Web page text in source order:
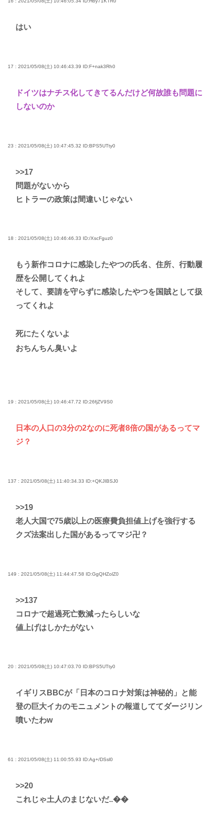
はい
17 : 2021/05/08(土) 10:46:43.39 ID:F+nak3Rh0
ドイツはナチス化してきてるんだけど何故誰も問題に
しないのか
23 : 2021/05/08(土) 10:47:45.32 ID:BPS5UTty0
>>17
問題がないから
ヒトラーの政策は間違いじゃない
18 : 2021/05/08(土) 10:46:46.33 ID:/XscFguz0
もう新作コロナに感染したやつの氏名、住所、行動履
歴を公開してくれよ
そして、要請を守らずに感染したやつを国賊として扱
ってくれよ
死にたくないよ
おちんちん臭いよ
19 : 2021/05/08(土) 10:46:47.72 ID:26fjZV9S0
日本の人口の3分の2なのに死者8倍の国があるってマ
ジ？
137 : 2021/05/08(土) 11:40:34.33 ID:+QKJIBSJ0
>>19
老人大国で75歳以上の医療費負担値上げを強行する
クズ法案出した国があるってマジ卍？
149 : 2021/05/08(土) 11:44:47.58 ID:GgQHZolZ0
>>137
コロナで超過死亡数減ったらしいな
値上げはしかたがない
20 : 2021/05/08(土) 10:47:03.70 ID:BPS5UTty0
イギリスBBCが「日本のコロナ対策は神秘的」と能
登の巨大イカのモニュメントの報道しててダージリン
噴いたわw
61 : 2021/05/08(土) 11:00:55.93 ID:Ag+/DSsl0
>>20
これじゃ土人のまじないだ..��